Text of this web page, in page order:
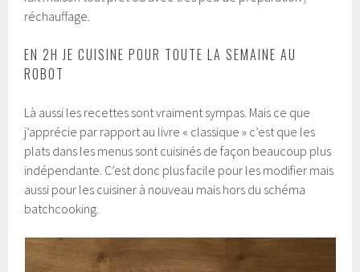
réchauffage.
EN 2H JE CUISINE POUR TOUTE LA SEMAINE AU
ROBOT
Là aussi les recettes sont vraiment sympas. Mais ce que
j’apprécie par rapport au livre « classique » c’est que les
plats dans les menus sont cuisinés de façon beaucoup plus
indépendante. C’est donc plus facile pour les modifier mais
aussi pour les cuisiner à nouveau mais hors du schéma
batchcooking.